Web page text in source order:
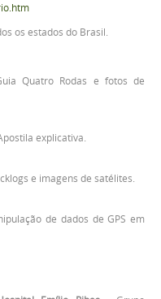
os estados do Brasil.
Quatro Rodas e fotos de
explicativa.
e imagens de satélites.
de dados de GPS em